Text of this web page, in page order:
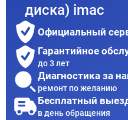
диска) imac
Официальный
Гарантийное
до 3 лет
Диагностика за
ремонт по желанию
Бесплатный
в день обращения